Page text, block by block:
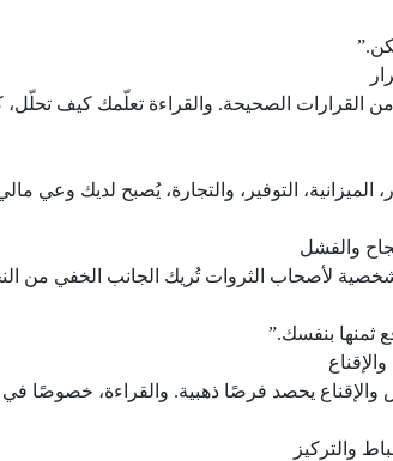
من القرارات الصحيحة. والقراءة تعلّمك كيف
الميزانية، التوفير، والتجارة، يُصبح لديك وعي
لأصحاب الثروات تُريك الجانب الخفي من
ثمنها بنفسك.”
يحصد فرصًا ذهبية. والقراءة، خصوصًا في